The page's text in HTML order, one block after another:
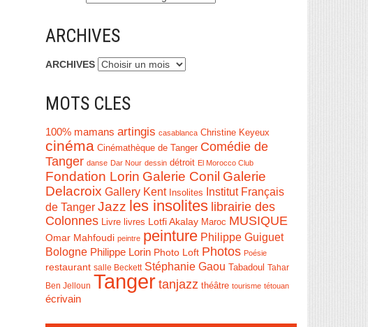
ARCHIVES
ARCHIVES
MOTS CLES
100% mamans artingis casablanca Christine Keyeux
cinéma Cinémathèque de Tanger Comédie de
Tanger danse Dar Nour dessin détroit El Morocco Club
Fondation Lorin Galerie Conil Galerie
Delacroix Gallery Kent Insolites
Institut Français
de Tanger Jazz les insolites librairie des
Colonnes Livre livres Lotfi Akalay Maroc MUSIQUE
Omar Mahfoudi peintre peinture Philippe Guiguet
Bologne Philippe Lorin Photo Loft Photos Poésie
restaurant salle Beckett Stéphanie Gaou Tabadoul Tahar
Ben Jelloun Tanger tanjazz théâtre tourisme tétouan
écrivain